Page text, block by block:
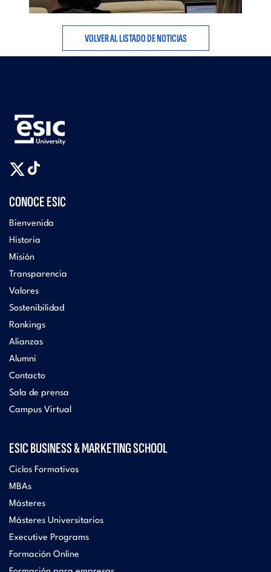
VOLVER AL LISTADO DE NOTICIAS
CONOCE ESIC
Bienvenida
Historia
Misión
Transparencia
Valores
Sostenibilidad
Rankings
Alianzas
Alumni
Contacto
Sala de prensa
Campus Virtual
ESIC BUSINESS & MARKETING SCHOOL
Ciclos Formativos
MBAs
Másteres
Másteres Universitarios
Executive Programs
Formación Online